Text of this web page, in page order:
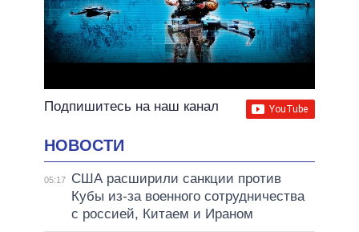
Подпишитесь на наш канал
НОВОСТИ
05:17
США расширили санкции против
Кубы из-за военного сотрудничества
с россией, Китаем и Ираном